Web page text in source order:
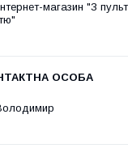
магазин "З